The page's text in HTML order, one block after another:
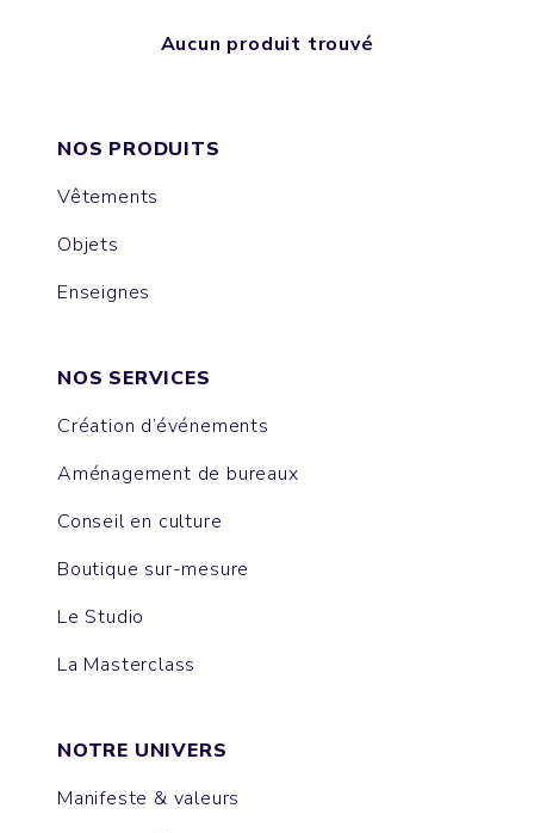
Aucun produit trouvé
NOS PRODUITS
Vêtements
Objets
Enseignes
NOS SERVICES
Création d’événements
Aménagement de bureaux
Conseil en culture
Boutique sur-mesure
Le Studio
La Masterclass
NOTRE UNIVERS
Manifeste & valeurs